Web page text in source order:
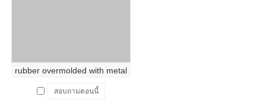
rubber overmolded with metal
สอบถามตอนนี้